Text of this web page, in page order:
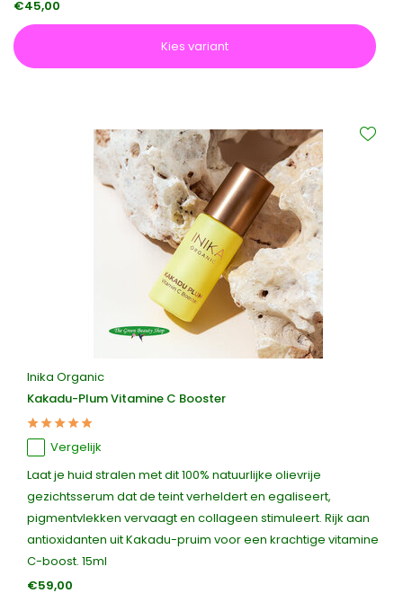
€45,00
Kies variant
Inika Organic
Kakadu-Plum Vitamine C Booster
Vergelijk
Laat je huid stralen met dit 100% natuurlijke olievrije
gezichtsserum dat de teint verheldert en egaliseert,
pigmentvlekken vervaagt en collageen stimuleert. Rijk aan
antioxidanten uit Kakadu-pruim voor een krachtige vitamine
C-boost. 15ml
€59,00